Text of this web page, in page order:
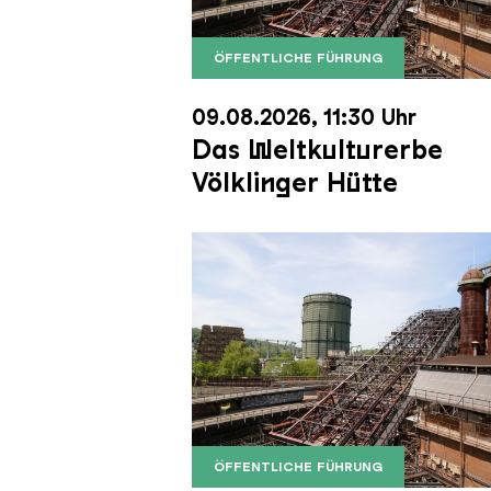
ÖFFENTLICHE FÜHRUNG
Der Erzschrägaufzug der
Copyright: Weltkulturerbe
09.08.2026, 11:30 Uhr
Das Weltkulturerbe
Völklinger Hütte
ÖFFENTLICHE FÜHRUNG